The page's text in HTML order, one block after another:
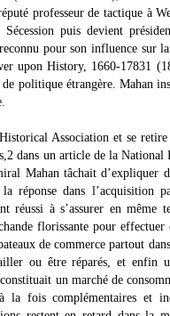
professeur de tactique à
puis devient
pour son influence sur
upon History, 1660-17831
politique étrangère. Mahan
Association et se
dans un article de la National
Mahan tâchait d’expliquer
réponse dans l’acquisition
réussi à s’assurer en même
florissante pour
de commerce partout
ou être réparés, et enfin
un marché de
la fois complémentaires et